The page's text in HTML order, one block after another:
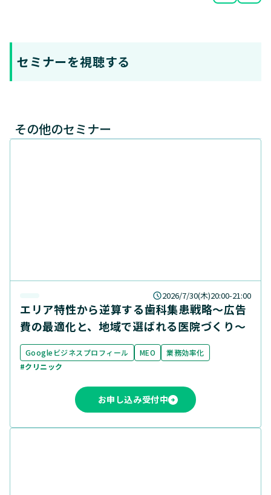
セミナーを視聴する
その他のセミナー
2026/7/30(木)20:00-21:00
エリア特性から逆算する歯科集患戦略〜広告
費の最適化と、地域で選ばれる医院づくり〜
Googleビジネスプロフィール MEO
業務効率化
#クリニック
お申し込み受付中